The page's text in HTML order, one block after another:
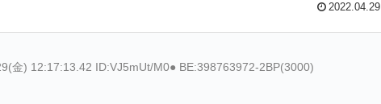
2022.04.29
金) 12:17:13.42 ID:VJ5mUt/M0● BE:398763972-2BP(3000)